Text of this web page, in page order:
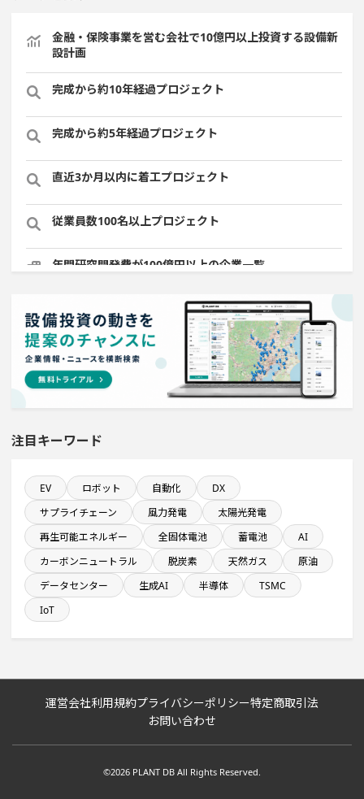
金融・保険事業を営む会社で10億円以上投資する設備新
設計画
完成から約10年経過プロジェクト
完成から約5年経過プロジェクト
直近3か月以内に着工プロジェクト
従業員数100名以上プロジェクト
年間研究開発費が100億円以上の企業一覧
半導体設備に投資する設備新設計画
1000億円以上投資する設備新設計画
半導体セグメントに投資する設備新設計画
直近3か月以内に完成プロジェクト
関東地方で投資額10億円以上プロジェクト
自動車関連工場のプロジェクト
1億円以上のソフトウェア投資する設備新設計画
従業員数10名以上の閉鎖プロジェクト
直近3か月以内に完了する設備新設計画
注目キーワード
EV ロボット 自動化
DX
サプライチェーン
風力発電
太陽光発電
再生可能エネルギー
全固体電池 蓄電池
AI
カーボンニュートラル
脱炭素 天然ガス
原油
データセンター
生成AI 半導体
TSMC
IoT
運営会社利用規約プライバシーポリシー特定商取引法
お問い合わせ
©2026 PLANT DB All Rights Reserved.